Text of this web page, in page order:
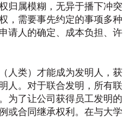
归属模糊，无异于播下冲突
，需要事先约定的事项多种
请人的确定、成本负担、许
人类）才能成为发明人，获
人。对于联合发明，所有联
为了让公司获得员工发明的
或合同继承权利。在与大学